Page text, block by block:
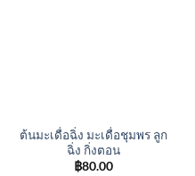
ต้นมะเดื่อฉิ่ง มะเดื่อชุมพร ลูก
ฉิ่ง กิ่งตอน
฿80.00